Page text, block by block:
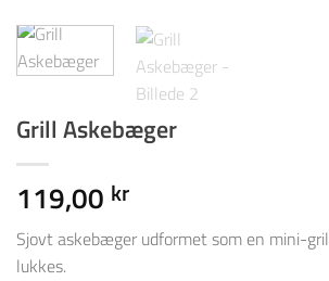
Grill Askebæger
119,00 kr
Sjovt askebæger udformet som en mini-
lukkes.